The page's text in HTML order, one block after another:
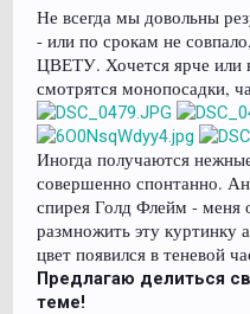
Не всегда мы довольны
- или по срокам не
ЦВЕТУ. Хочется ярче или
смотрятся монопосадки,
Иногда получаются
совершенно спонтанно.
спирея Голд Флейм - меня
размножить эту куртинку
цвет появился в теневой
Предлагаю делиться
теме!